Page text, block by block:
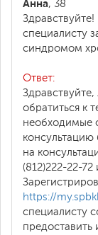
Анна, 38
специалисту
синдромом
Ответ:
обратиться к
необходимые
консультацию
на
(812)222-22-
https://
специалисту